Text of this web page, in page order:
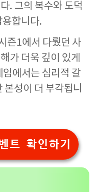
. 그의 복수와 도덕
용합니다.
즌1에서 다뤘던 사
가 더욱 깊이 있게
에서는 심리적 갈
성이 더 부각됩니
트 확인하기